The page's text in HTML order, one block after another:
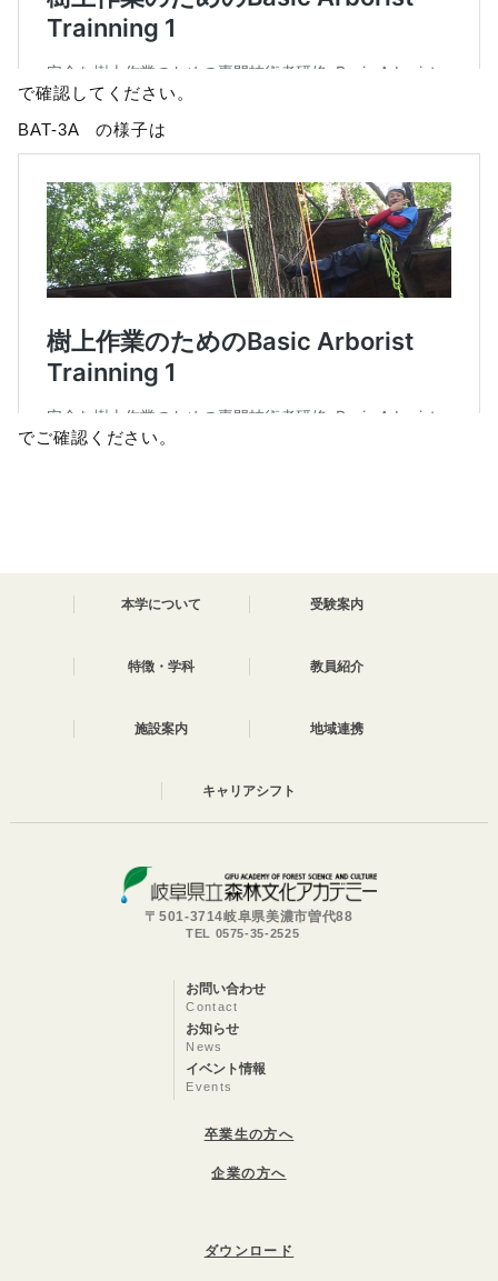
で確認してください。
BAT-3A の様子は
でご確認ください。
本学について 受験案内
特徴・学科 教員紹介
施設案内 地域連携
キャリアシフト
〒501-3714岐阜県美濃市曽代88
TEL 0575-35-2525
お問い合わせ
Contact
お知らせ
News
イベント情報
Events
卒業生の方へ
企業の方へ
ダウンロード